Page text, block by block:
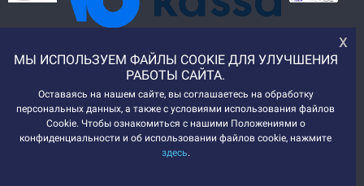
х
МЫ ИСПОЛЬЗУЕМ ФАЙЛЫ COOKIE ДЛЯ УЛУЧШЕНИЯ
РАБОТЫ САЙТА.
Оставаясь на нашем сайте, вы соглашаетесь на обработку
персональных данных, а также с условиями использования файлов
Cookie. Чтобы ознакомиться с нашими Положениями о
конфиденциальности и об использовании файлов cookie, нажмите
здесь.